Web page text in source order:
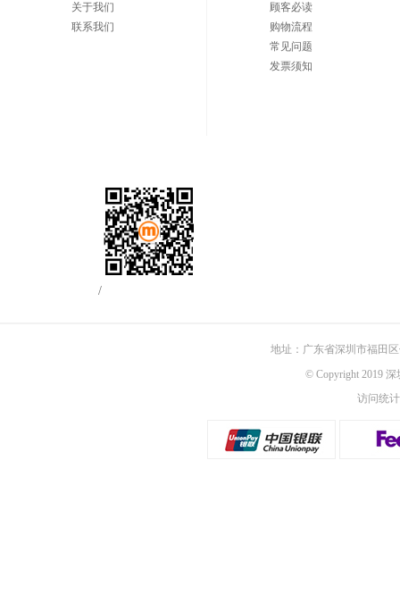
关于我们
联系我们
顾客必读
购物流程
常见问题
发票须知
/
地址：广东省深圳市福田
© Copyright 2019
访问统